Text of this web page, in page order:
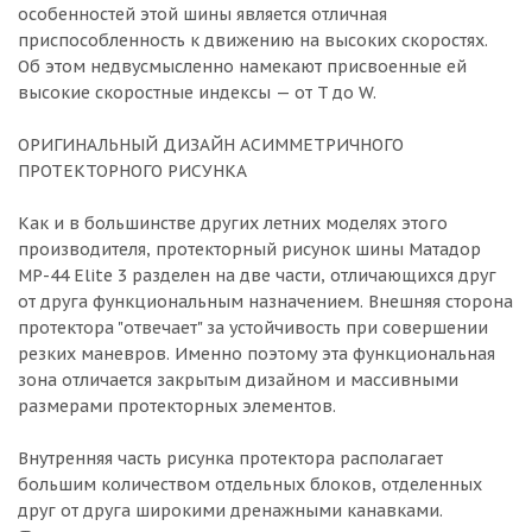
особенностей этой шины является отличная
приспособленность к движению на высоких скоростях.
Об этом недвусмысленно намекают присвоенные ей
высокие скоростные индексы — от T до W.
ОРИГИНАЛЬНЫЙ ДИЗАЙН АСИММЕТРИЧНОГО
ПРОТЕКТОРНОГО РИСУНКА
Как и в большинстве других летних моделях этого
производителя, протекторный рисунок шины Матадор
MP-44 Elite 3 разделен на две части, отличающихся друг
от друга функциональным назначением. Внешняя сторона
протектора "отвечает" за устойчивость при совершении
резких маневров. Именно поэтому эта функциональная
зона отличается закрытым дизайном и массивными
размерами протекторных элементов.
Внутренняя часть рисунка протектора располагает
большим количеством отдельных блоков, отделенных
друг от друга широкими дренажными канавками.